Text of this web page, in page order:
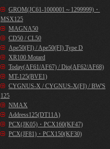
GROM(JC61-1000001～1299999)・
MSX125
MAGNA50
CD50 / CL50
Ape50(FI) / Ape50(FI) Type D
XR100 Motard
Today(AF61/AF67) / Dio(AF62/AF68)
MT-125(BVE1)
CYGNUS-X / CYGNUS-X(FI) / BW'S
125
NMAX
Address125(DT11A)
PCX(JK05)・PCX160(KF47)
PCX(JF81)・PCX150(KF30)